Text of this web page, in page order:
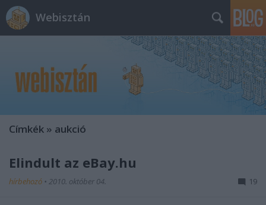
Webisztán
Címkék » aukció
Elindult az eBay.hu
hírbehozó • 2010. október 04. 19